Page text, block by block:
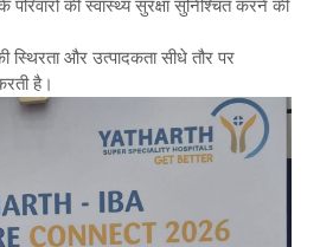
की स्वास्थ्य सुरक्षा सुनिश्चित करने की
स्थिरता और उत्पादकता सीधे तौर पर
है।